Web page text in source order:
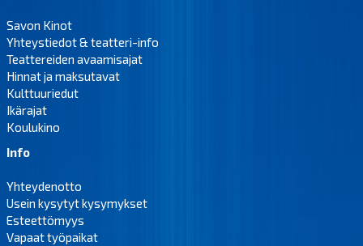
Savon Kinot
Yhteystiedot & teatteri-info
Teattereiden avaamisajat
Hinnat ja maksutavat
Kulttuuriedut
Ikärajat
Koulukino
Info
Yhteydenotto
Usein kysytyt kysymykset
Esteettömyys
Vapaat työpaikat